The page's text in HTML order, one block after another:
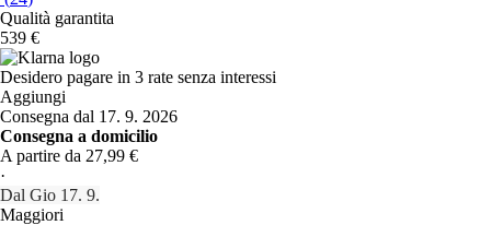
Qualità garantita
539 €
Desidero pagare in 3 rate senza interessi
Aggiungi
Consegna dal 17. 9. 2026
Consegna a domicilio
A partire da 27,99 €
·
Dal Gio 17. 9.
Maggiori